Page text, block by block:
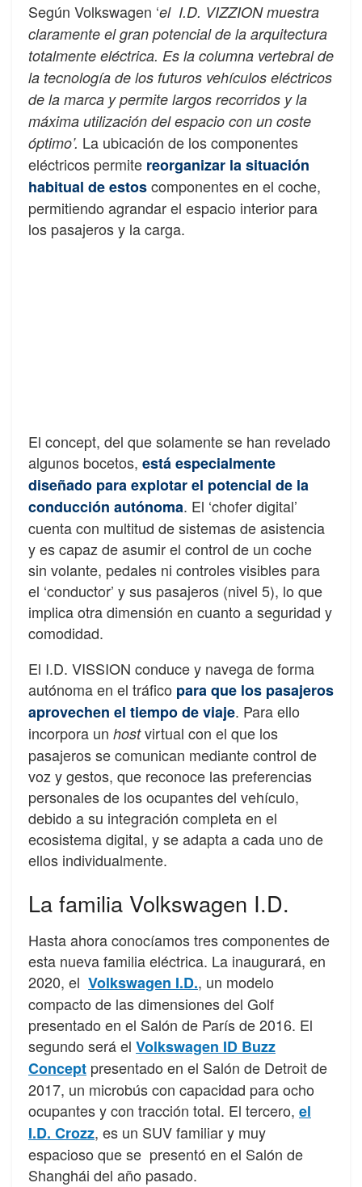
Según Volkswagen ‘el I.D. VIZZION muestra
claramente el gran potencial de la arquitectura
totalmente eléctrica. Es la columna vertebral de
la tecnología de los futuros vehículos eléctricos
de la marca y permite largos recorridos y la
máxima utilización del espacio con un coste
óptimo’. La ubicación de los componentes
eléctricos permite reorganizar la situación
habitual de estoscomponentes en el coche,
permitiendo agrandar el espacio interior para
los pasajeros y la carga.
El concept, del que solamente se han revelado
algunos bocetos, está especialmente
diseñado para explotar el potencial de la
conducción autónoma. El ‘chofer digital’
cuenta con multitud de sistemas de asistencia
y es capaz de asumir el control de un coche
sin volante, pedales ni controles visibles para
el ‘conductor’ y sus pasajeros (nivel 5), lo que
implica otra dimensión en cuanto a seguridad y
comodidad.
El I.D. VISSION conduce y navega de forma
autónoma en el tráfico para que los pasajeros
aprovechen el tiempo de viaje. Para ello
incorpora un hostvirtual con el que los
pasajeros se comunican mediante control de
voz y gestos, que reconoce las preferencias
personales de los ocupantes del vehículo,
debido a su integración completa en el
ecosistema digital, y se adapta a cada uno de
ellos individualmente.
La familia Volkswagen I.D.
Hasta ahora conocíamos tres componentes de
esta nueva familia eléctrica. La inaugurará, en
2020, el Volkswagen I.D., un modelo
compacto de las dimensiones del Golf
presentado en el Salón de París de 2016. El
segundo será el Volkswagen ID Buzz
Concept presentado en el Salón de Detroit de
2017, un microbús con capacidad para ocho
ocupantes y con tracción total. El tercero, el
I.D. Crozz, es un SUV familiar y muy
espacioso que se presentó en el Salón de
Shanghái del año pasado.